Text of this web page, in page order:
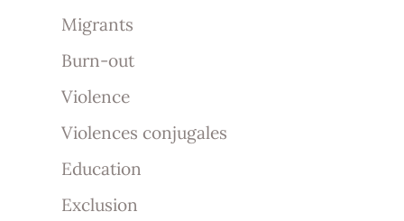
Migrants
Burn-out
Violence
Violences conjugales
Education
Exclusion